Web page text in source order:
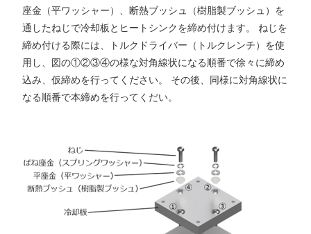
座金（平ワッシャー）、断熱ブッシュ（樹脂製ブッシュ）を
通したねじで冷却板とヒートシンクを締め付けます。 ねじを
締め付ける際には、トルクドライバー（トルクレンチ）を使
用し、図の①②③④の様な対角線状になる順番で徐々に締め
込み、仮締めを行ってください。 その後、同様に対角線状に
なる順番で本締めを行ってくだい。